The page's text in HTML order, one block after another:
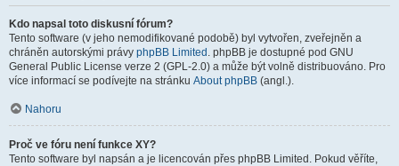
Kdo napsal toto diskusní fórum?
Tento software (v jeho nemodifikované podobě) byl vytvořen, zveřejněn a
chráněn autorskými právy phpBB Limited . phpBB je dostupné pod GNU
General Public License verze 2 (GPL-2.0) a může být volně distribuováno. Pro
více informací se podívejte na stránku About phpBB (angl.).
Nahoru
Proč ve fóru není funkce XY?
Tento software byl napsán a je licencován přes phpBB Limited. Pokud věříte,